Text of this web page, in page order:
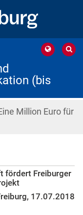
(bis
Million Euro für
fördert Freiburger
17.07.2018